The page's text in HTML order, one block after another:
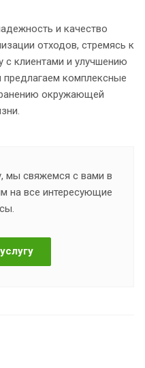
и качество
отходов, стремясь к
с клиентами и улучшению
комплексные
окружающей
мы свяжемся с вами в
на все интересующие